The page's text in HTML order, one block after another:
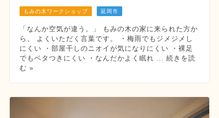
もみの木ワークショップ 延岡市
「なんか空気が違う。」 もみの木の家に来られた方か
ら、 よくいただく言葉です。 ・梅雨でもジメジメし
にくい ・部屋干しのニオイが気になりにくい ・裸足
でもベタつきにくい ・なんだかよく眠れ ... 続きを読
む »